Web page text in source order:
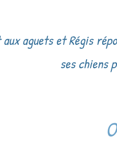
aux aguets et Régis
ses chiens